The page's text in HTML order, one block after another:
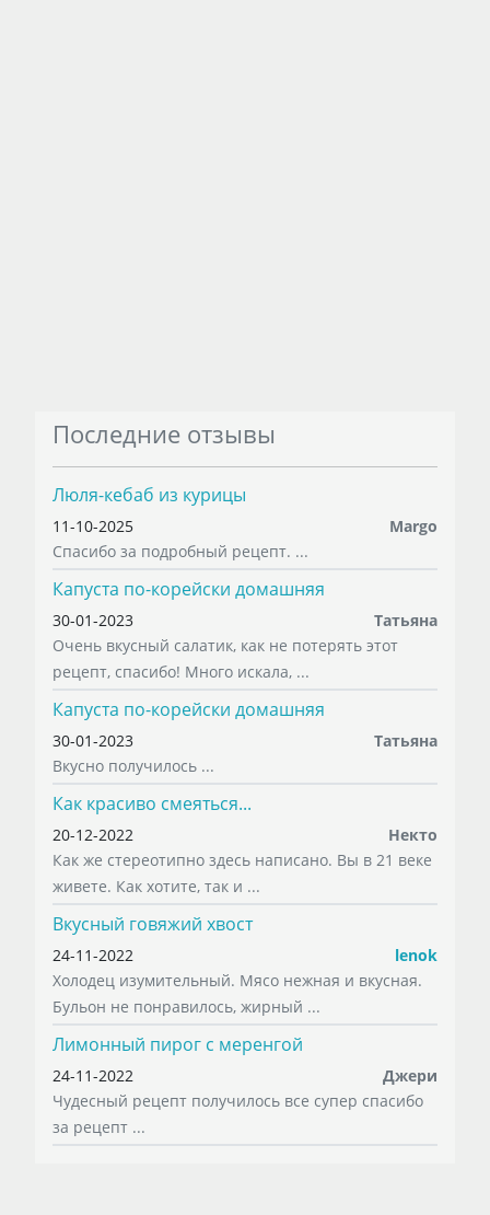
Последние отзывы
Люля-кебаб из курицы
11-10-2025
Margo
Спасибо за подробный рецепт. ...
Капуста по-корейски домашняя
30-01-2023
Татьяна
Очень вкусный салатик, как не потерять этот
рецепт, спасибо! Много искала, ...
Капуста по-корейски домашняя
30-01-2023
Татьяна
Вкусно получилось ...
Как красиво смеяться...
20-12-2022
Некто
Как же стереотипно здесь написано. Вы в 21 веке
живете. Как хотите, так и ...
Вкусный говяжий хвост
24-11-2022
lenok
Холодец изумительный. Мясо нежная и вкусная.
Бульон не понравилось, жирный ...
Лимонный пирог с меренгой
24-11-2022
Джери
Чудесный рецепт получилось все супер спасибо
за рецепт ...